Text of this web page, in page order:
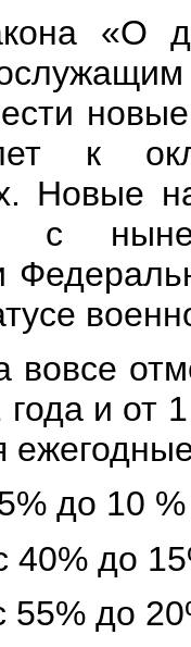
«О
к
Новые
с ныне
вовсе
года и от
до 10 %
40% до
55% до